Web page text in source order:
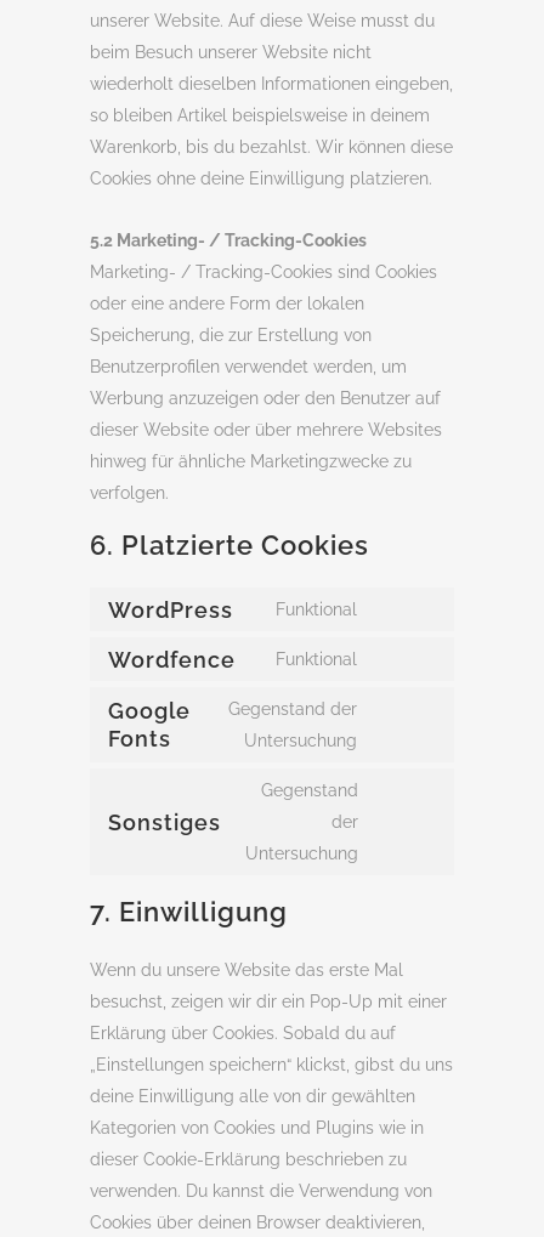
unserer Website. Auf diese Weise musst du
beim Besuch unserer Website nicht
wiederholt dieselben Informationen eingeben,
so bleiben Artikel beispielsweise in deinem
Warenkorb, bis du bezahlst. Wir können diese
Cookies ohne deine Einwilligung platzieren.
5.2 Marketing- / Tracking-Cookies
Marketing- / Tracking-Cookies sind Cookies
oder eine andere Form der lokalen
Speicherung, die zur Erstellung von
Benutzerprofilen verwendet werden, um
Werbung anzuzeigen oder den Benutzer auf
dieser Website oder über mehrere Websites
hinweg für ähnliche Marketingzwecke zu
verfolgen.
6. Platzierte Cookies
WordPress Funktional
Wordfence Funktional
Google
Fonts
Gegenstand der
Untersuchung
Sonstiges
Gegenstand
der
Untersuchung
7. Einwilligung
Wenn du unsere Website das erste Mal
besuchst, zeigen wir dir ein Pop-Up mit einer
Erklärung über Cookies. Sobald du auf
„Einstellungen speichern“ klickst, gibst du uns
deine Einwilligung alle von dir gewählten
Kategorien von Cookies und Plugins wie in
dieser Cookie-Erklärung beschrieben zu
verwenden. Du kannst die Verwendung von
Cookies über deinen Browser deaktivieren,